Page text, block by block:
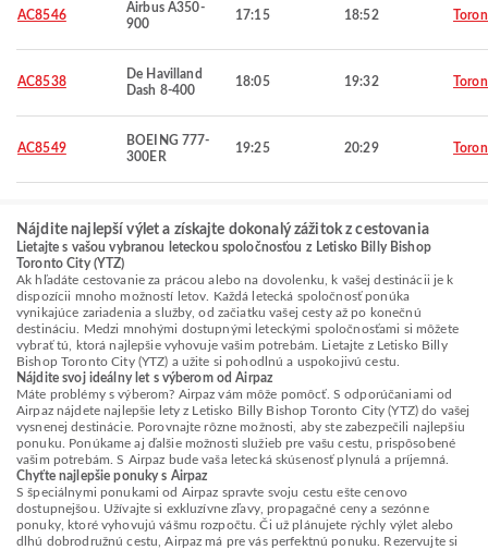
AC8546
Airbus A350-
900
17:15 18:52
AC8538
De Havilland
Dash 8-400
18:05 19:32
AC8549
BOEING 777-
300ER
19:25 20:29
Nájdite najlepší výlet a získajte dokonalý zážitok z cestovania
Lietajte s vašou vybranou leteckou spoločnosťou z Letisko Billy Bishop
Toronto City (YTZ)
Ak hľadáte cestovanie za prácou alebo na dovolenku, k vašej destinácii je k
dispozícii mnoho možností letov. Každá letecká spoločnosť ponúka
vynikajúce zariadenia a služby, od začiatku vašej cesty až po konečnú
destináciu. Medzi mnohými dostupnými leteckými spoločnosťami si môžete
vybrať tú, ktorá najlepšie vyhovuje vašim potrebám. Lietajte z Letisko Billy
Bishop Toronto City (YTZ) a užite si pohodlnú a uspokojivú cestu.
Nájdite svoj ideálny let s výberom od Airpaz
Máte problémy s výberom? Airpaz vám môže pomôcť. S odporúčaniami od
Airpaz nájdete najlepšie lety z Letisko Billy Bishop Toronto City (YTZ) do vašej
vysnenej destinácie. Porovnajte rôzne možnosti, aby ste zabezpečili najlepšiu
ponuku. Ponúkame aj ďalšie možnosti služieb pre vašu cestu, prispôsobené
vašim potrebám. S Airpaz bude vaša letecká skúsenosť plynulá a príjemná.
Chyťte najlepšie ponuky s Airpaz
S špeciálnymi ponukami od Airpaz spravte svoju cestu ešte cenovo
dostupnejšou. Užívajte si exkluzívne zľavy, propagačné ceny a sezónne
ponuky, ktoré vyhovujú vášmu rozpočtu. Či už plánujete rýchly výlet alebo
dlhú dobrodružnú cestu, Airpaz má pre vás perfektnú ponuku. Rezervujte si